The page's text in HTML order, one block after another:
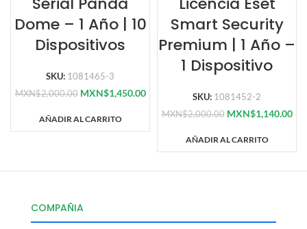
Dome – 1 Año | 10
Dispositivos
SKU: 1081465-3
MXN$2,000.00 MXN$1,450.00
AÑADIR AL CARRITO
Smart Security
Premium | 1 Año –
1 Dispositivo
SKU: 1081452-2
MXN$2,000.00 MXN$1,140.00
AÑADIR AL CARRITO
COMPAÑIA